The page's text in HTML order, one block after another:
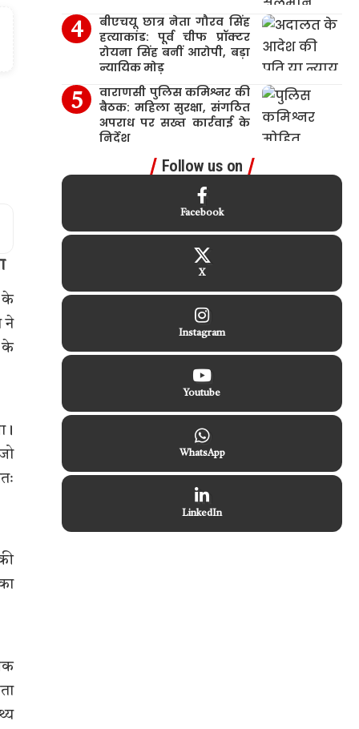
के
ने
के
बीएचयू छात्र नेता गौरव सिंह
हत्याकांड: पूर्व चीफ प्रॉक्टर
रोयना सिंह बनीं आरोपी, बड़ा
न्यायिक मोड़
वाराणसी पुलिस कमिश्नर की
बैठक: महिला सुरक्षा, संगठित
अपराध पर सख्त कार्रवाई के
निर्देश
Follow us on
Facebook
X
Instagram
Youtube
WhatsApp
LinkedIn